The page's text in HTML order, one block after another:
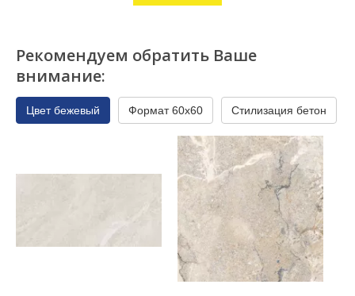
Рекомендуем обратить Ваше
внимание:
Цвет бежевый Формат 60x60 Стилизация бетон